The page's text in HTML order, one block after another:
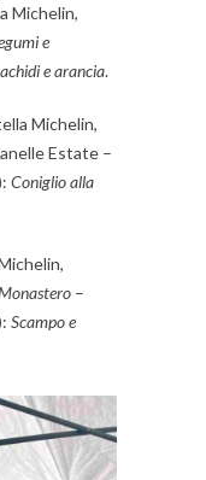
Michelin,
e
e arancia.
Michelin,
Estate –
Coniglio alla
–
Scampo e